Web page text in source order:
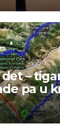
–
pa u